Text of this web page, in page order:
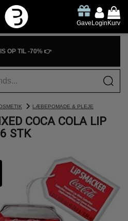
GaveLoginKurv
OP TIL -70% 👉
LÆBEPOMADE & PLEJE
COCA COLA LIP
STK